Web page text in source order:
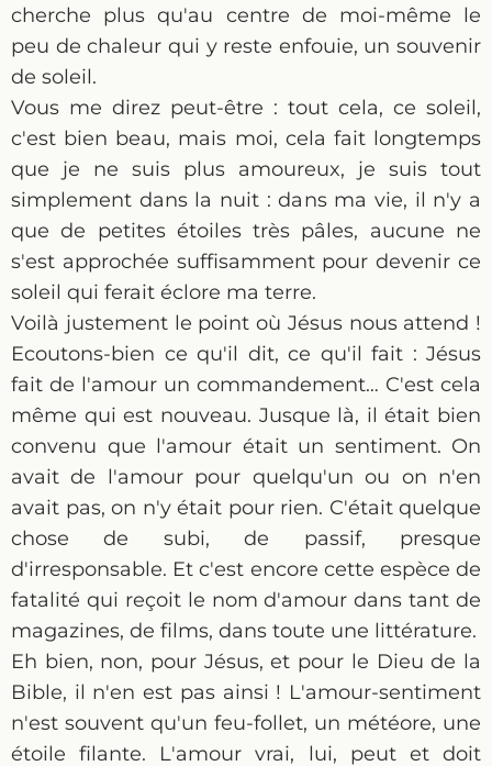
cherche plus qu'au centre de moi-même le
peu de chaleur qui y reste enfouie, un souvenir
de soleil.
Vous me direz peut-être : tout cela, ce soleil,
c'est bien beau, mais moi, cela fait longtemps
que je ne suis plus amoureux, je suis tout
simplement dans la nuit : dans ma vie, il n'y a
que de petites étoiles très pâles, aucune ne
s'est approchée suffisamment pour devenir ce
soleil qui ferait éclore ma terre.
Voilà justement le point où Jésus nous attend !
Ecoutons-bien ce qu'il dit, ce qu'il fait : Jésus
fait de l'amour un commandement… C'est cela
même qui est nouveau. Jusque là, il était bien
convenu que l'amour était un sentiment. On
avait de l'amour pour quelqu'un ou on n'en
avait pas, on n'y était pour rien. C'était quelque
chose de subi, de passif, presque
d'irresponsable. Et c'est encore cette espèce de
fatalité qui reçoit le nom d'amour dans tant de
magazines, de films, dans toute une littérature.
Eh bien, non, pour Jésus, et pour le Dieu de la
Bible, il n'en est pas ainsi ! L'amour-sentiment
n'est souvent qu'un feu-follet, un météore, une
étoile filante. L'amour vrai, lui, peut et doit